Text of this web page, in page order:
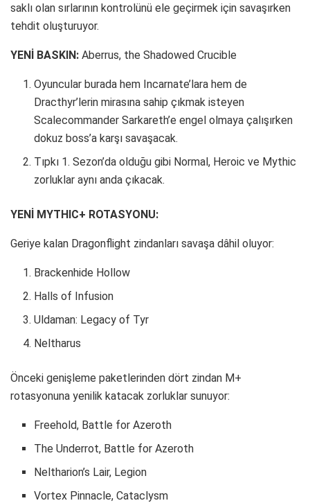
saklı olan sırlarının kontrolünü ele geçirmek için savaşırken
tehdit oluşturuyor.
YENİ BASKIN: Aberrus, the Shadowed Crucible
Oyuncular burada hem Incarnate’lara hem de
Dracthyr’lerin mirasına sahip çıkmak isteyen
Scalecommander Sarkareth’e engel olmaya çalışırken
dokuz boss’a karşı savaşacak.
Tıpkı 1. Sezon’da olduğu gibi Normal, Heroic ve Mythic
zorluklar aynı anda çıkacak.
YENİ MYTHIC+ ROTASYONU:
Geriye kalan Dragonflight zindanları savaşa dâhil oluyor:
Brackenhide Hollow
Halls of Infusion
Uldaman: Legacy of Tyr
Neltharus
Önceki genişleme paketlerinden dört zindan M+
rotasyonuna yenilik katacak zorluklar sunuyor:
Freehold, Battle for Azeroth
The Underrot, Battle for Azeroth
Neltharion’s Lair, Legion
Vortex Pinnacle, Cataclysm